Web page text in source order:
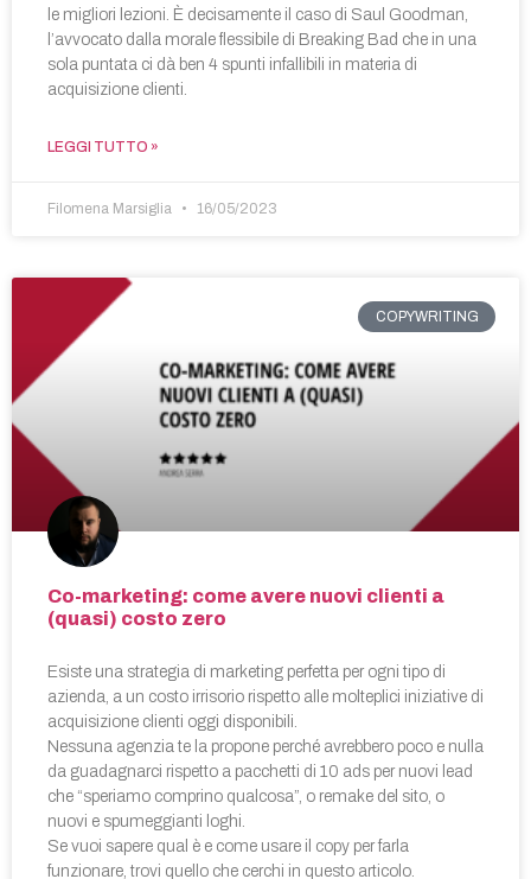
le migliori lezioni. È decisamente il caso di Saul Goodman,
l’avvocato dalla morale flessibile di Breaking Bad che in una
sola puntata ci dà ben 4 spunti infallibili in materia di
acquisizione clienti.
LEGGI TUTTO »
Filomena Marsiglia 16/05/2023
COPYWRITING
Co-marketing: come avere nuovi clienti a
(quasi) costo zero
Esiste una strategia di marketing perfetta per ogni tipo di
azienda, a un costo irrisorio rispetto alle molteplici iniziative di
acquisizione clienti oggi disponibili.
Nessuna agenzia te la propone perché avrebbero poco e nulla
da guadagnarci rispetto a pacchetti di 10 ads per nuovi lead
che “speriamo comprino qualcosa”, o remake del sito, o
nuovi e spumeggianti loghi.
Se vuoi sapere qual è e come usare il copy per farla
funzionare, trovi quello che cerchi in questo articolo.